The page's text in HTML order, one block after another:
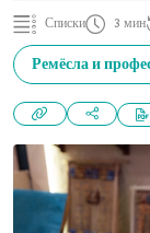
Списки 3 мин
Ремёсла и